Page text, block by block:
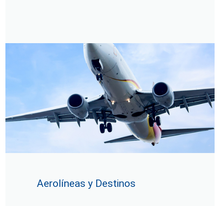
Aerolíneas y Destinos